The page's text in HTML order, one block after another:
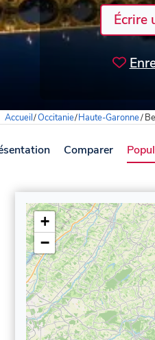
Écrire
Accueil/Occitanie/Haute-Garonne/
Comparer
+
−